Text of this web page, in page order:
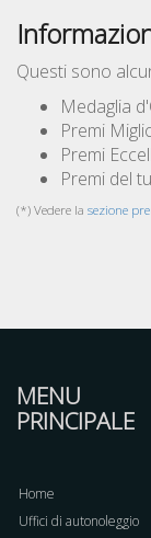
Questi sono
Medaglia
Premi
Premi
Premi del
(*) Vedere la sezione
MENU
PRINCIPALE
Home
Uffici di autonoleggio